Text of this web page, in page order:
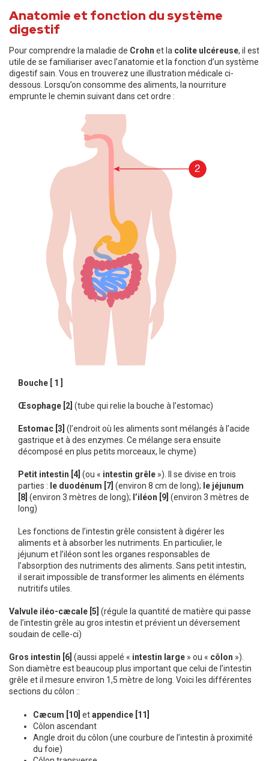
Anatomie et fonction du système
digestif
Pour comprendre la maladie de Crohn et la colite ulcéreuse, il est
utile de se familiariser avec l’anatomie et la fonction d’un système
digestif sain. Vous en trouverez une illustration médicale ci-
dessous. Lorsqu’on consomme des aliments, la nourriture
emprunte le chemin suivant dans cet ordre :
Bouche [ 1 ]
Œsophage [2] (tube qui relie la bouche à l’estomac)
Estomac [3] (l’endroit où les aliments sont mélangés à l’acide
gastrique et à des enzymes. Ce mélange sera ensuite
décomposé en plus petits morceaux, le chyme)
Petit intestin [4] (ou « intestin grêle »). Il se divise en trois
parties : le duodénum [7] (environ 8 cm de long); le jéjunum
[8] (environ 3 mètres de long); l’iléon [9] (environ 3 mètres de
long)
Les fonctions de l’intestin grêle consistent à digérer les
aliments et à absorber les nutriments. En particulier, le
jéjunum et l’iléon sont les organes responsables de
l’absorption des nutriments des aliments. Sans petit intestin,
il serait impossible de transformer les aliments en éléments
nutritifs utiles.
Valvule iléo-cæcale [5] (régule la quantité de matière qui passe
de l’intestin grêle au gros intestin et prévient un déversement
soudain de celle-ci)
Gros intestin [6] (aussi appelé « intestin large » ou « côlon »).
Son diamètre est beaucoup plus important que celui de l’intestin
grêle et il mesure environ 1,5 mètre de long. Voici les différentes
sections du côlon ::
Cæcum [10] etappendice [11]
Côlon ascendant
Angle droit du côlon (une courbure de l’intestin à proximité
du foie)